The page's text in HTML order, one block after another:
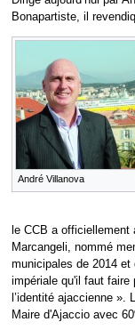
Bonapartiste, il
André Villanova
le CCB a
Marcangeli, nommé
municipales de 2014
impériale qu'il faut faire
l’identité ajaccienne ».
Maire d'Ajaccio avec